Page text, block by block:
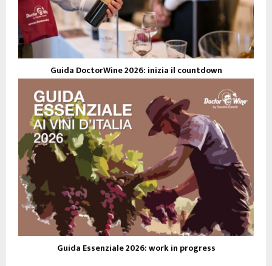
Guida DoctorWine 2026: inizia il countdown
Guida Essenziale 2026: work in progress